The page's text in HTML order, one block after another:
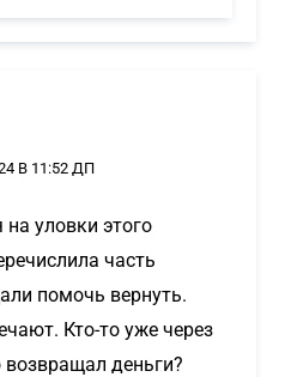
В 11:52 ДП
уловки этого
часть
помочь вернуть.
Кто-то уже через
деньги?